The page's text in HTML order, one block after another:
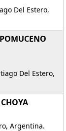
Del Estero,
Del Estero,
Argentina.